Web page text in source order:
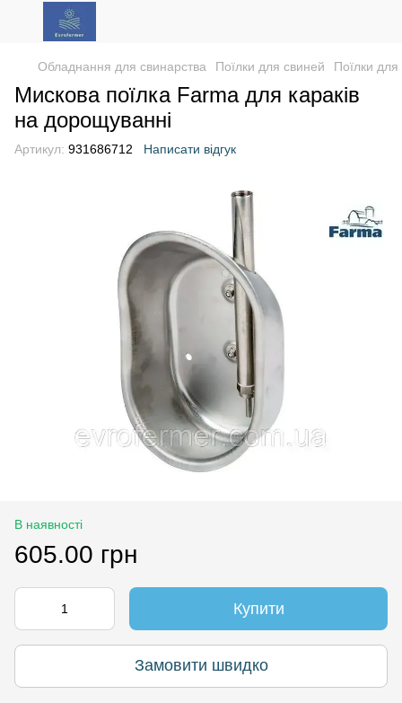
Обладнання для свинарства Поїлки для свиней Поїлки
Мискова поїлка Farma для караків
на дорощуванні
Артикул: 931686712 Написати відгук
В наявності
605.00 грн
Купити
Замовити швидко